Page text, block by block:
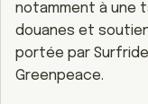
notamment à une
douanes et
portée par
Greenpeace.